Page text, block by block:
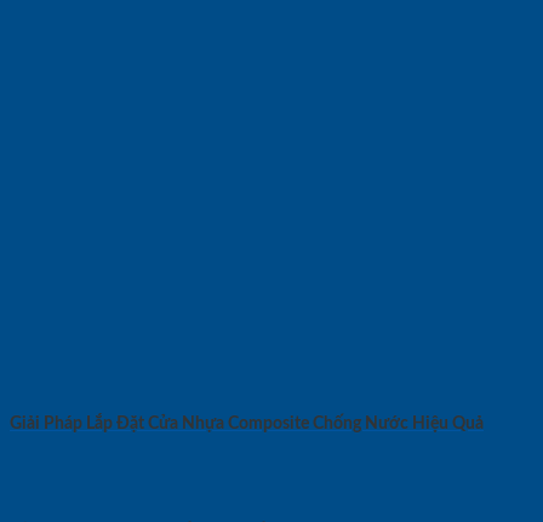
Giải Pháp Lắp Đặt Cửa Nhựa Composite Chống Nước Hiệu Quả